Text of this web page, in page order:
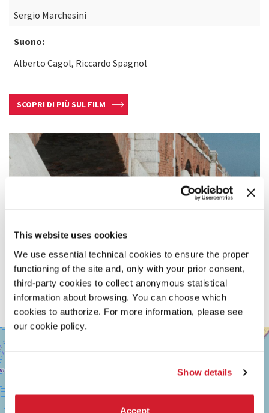
This website uses cookies
We use essential technical cookies to ensure the proper
functioning of the site and, only with your prior consent,
third-party cookies to collect anonymous statistical
information about browsing. You can choose which
cookies to authorize. For more information, please see
our cookie policy.
Show details
Accept
Sergio Marchesini
Suono:
Alberto Cagol, Riccardo Spagnol
SCOPRI DI PIÙ SUL FILM
SALA
GIARDINO
LUNGOMARE
MARCONI
30126
LIDO
DI